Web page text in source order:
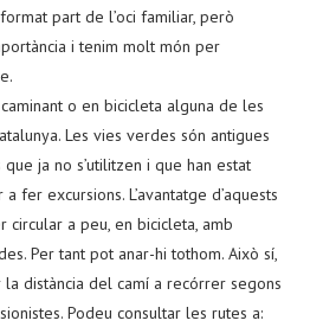
part de l’oci familiar, però
i tenim molt món per
o en bicicleta alguna de les
Les vies verdes són antigues
ja no s’utilitzen i que han estat
fer excursions. L’avantatge d’aquests
circular a peu, en bicicleta, amb
Per tant pot anar-hi tothom. Això sí,
distància del camí a recórrer segons
Podeu consultar les rutes a: